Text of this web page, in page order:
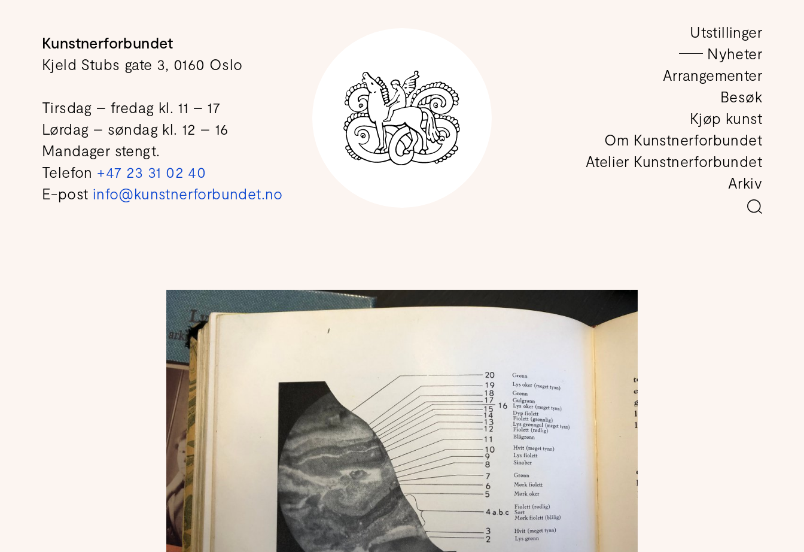
Kunstnerforbundet
Kjeld Stubs gate 3, 0160 Oslo
Tirsdag – fredag kl. 11 – 17
Lørdag – søndag kl. 12 – 16
Mandager stengt.
Telefon +47 23 31 02 40
E-post info@kunstnerforbundet.no
Utstillinger
Nyheter
Arrangementer
Besøk
Kjøp kunst
Om Kunstnerforbundet
Atelier Kunstnerforbundet
Arkiv